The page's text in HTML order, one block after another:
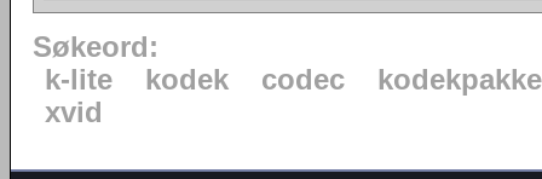
Søkeord:
k-lite
kodek codec
kodekpakke
xvid